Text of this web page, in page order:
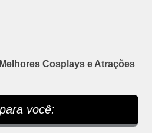
Cosplays e Atrações
você: